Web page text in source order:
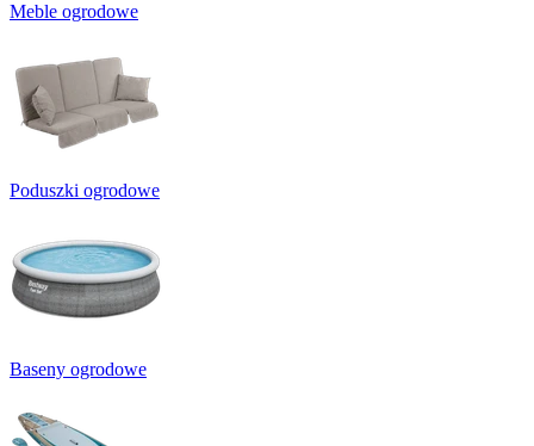
Meble ogrodowe
Poduszki ogrodowe
Baseny ogrodowe